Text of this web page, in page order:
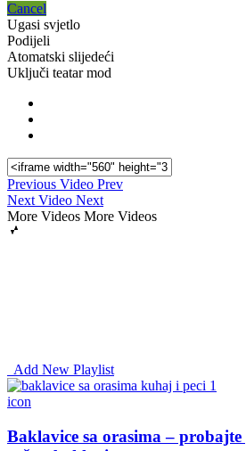
Cancel
Ugasi svjetlo
Podijeli
Atomatski slijedeći
Uključi teatar mod
Previous Video Prev
Next Video Next
More Videos More Videos
Add New Playlist
icon
Baklavice sa orasima – probajte